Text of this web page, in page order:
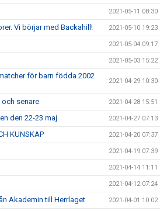
2021-05-11 08:30
Vi börjar med Backahill! 2021-05-10 19:23
2021-05-04 09:17
2021-05-03 15:22
för barn födda 2002
2021-04-29 10:30
senare 2021-04-28 15:51
den 22-23 maj 2021-04-27 07:13
KUNSKAP 2021-04-20 07:37
2021-04-19 07:39
2021-04-14 11:11
2021-04-12 07:24
Akademin till Herrlaget 2021-04-01 10:02